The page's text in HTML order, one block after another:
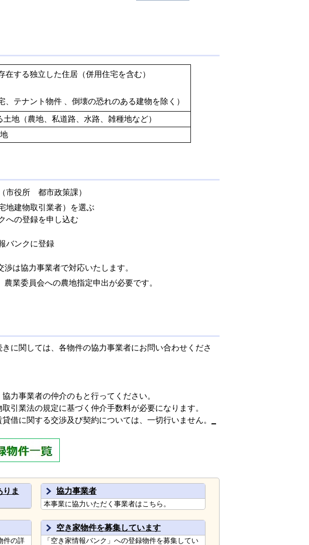
する独立した住居（併用住宅を含む）
、テナント物件 、倒壊の恐れのある建物を除く）
地（農地、私道路、水路、雑種地など）
役所 都市政策課）
建物取引業者）を選ぶ
の登録を申し込む
ンクに登録
協力事業者で対応いたします。
委員会への農地指定申出が必要です。
に関しては、各物件の協力事業者にお問い合わせくださ
事業者の仲介のもと行ってください。
業法の規定に基づく仲介手数料が必要になります。
に関する交渉及び契約については、一切行いません。
りま
協力事業者
本事業に協力いただく事業者はこちら。
件の詳
空き家物件を募集しています
「空き家情報バンク」への登録物件を募集してい